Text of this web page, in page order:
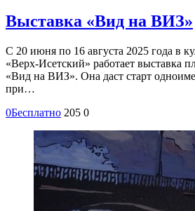
Выставка «Вид на ВИЗ»
С 20 июня по 16 августа 2025 года в
«Верх-Исетский» работает выставка
«Вид на ВИЗ». Она даст старт
при…
0Бесплатно 205 0